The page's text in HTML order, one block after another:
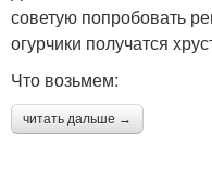
советую попробовать
огурчики получатся
Что возьмем:
читать дальше →